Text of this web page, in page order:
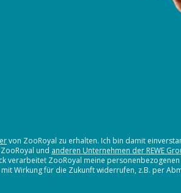
von ZooRoyal zu erhalten. Ich bin damit
und anderen Unternehmen der REWE
verarbeitet ZooRoyal meine
Wirkung für die Zukunft widerrufen, z.B. per